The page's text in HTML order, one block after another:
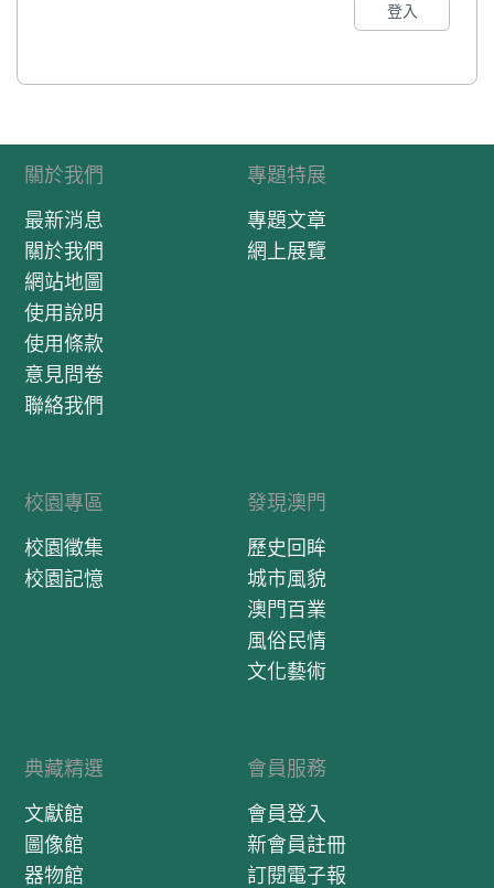
登入
關於我們
最新消息
關於我們
網站地圖
使用說明
使用條款
意見問卷
聯絡我們
專題特展
專題文章
網上展覽
校園專區
校園徵集
校園記憶
發現澳門
歷史回眸
城市風貌
澳門百業
風俗民情
文化藝術
典藏精選
文獻館
圖像館
器物館
會員服務
會員登入
新會員註冊
訂閱電子報